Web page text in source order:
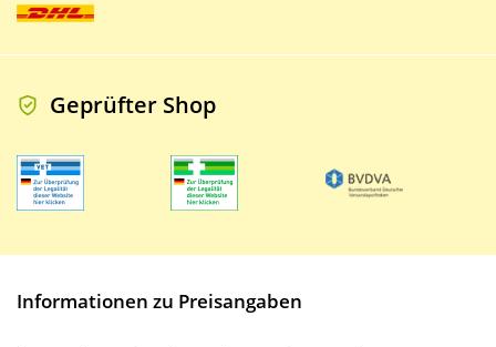
Geprüfter Shop
Informationen zu Preisangaben